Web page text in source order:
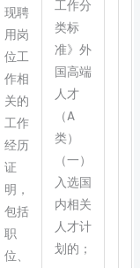
现聘
用岗
位工
作相
关的
工作
经历
证
明，
包括
职
位、
工作分
类标
准》外
国高端
人才
（A
类）
（一）
入选国
内相关
人才计
划的；